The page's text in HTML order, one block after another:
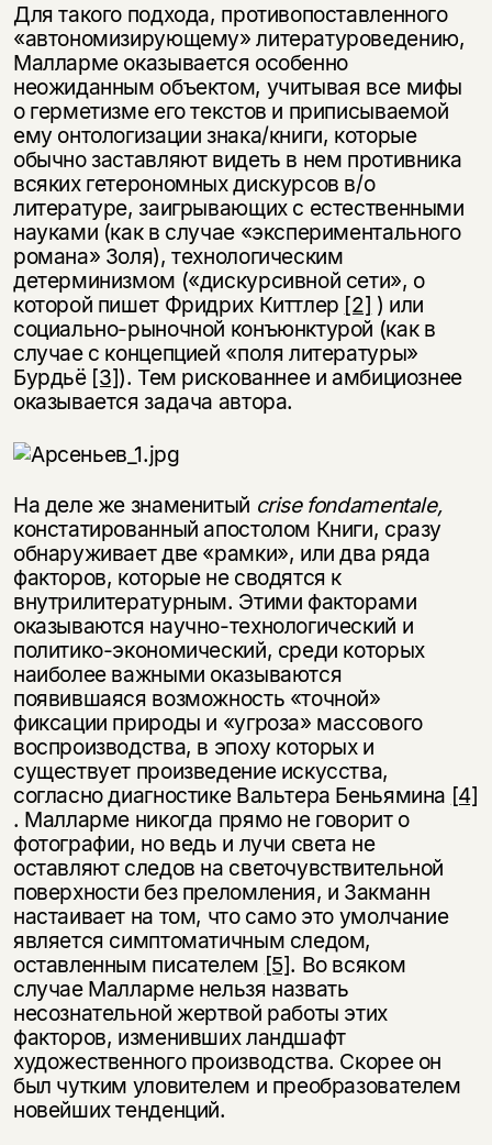
Для такого подхода, противопоставленного
«автономизирующему» литературоведению,
Малларме оказывается особенно
неожиданным объектом, учитывая все мифы
о герметизме его текстов и приписываемой
ему онтологизации знака/книги, которые
обычно заставляют видеть в нем противника
всяких гетерономных дискурсов в/о
литературе, заигрывающих с естественными
науками (как в случае «экспериментального
романа» Золя), технологическим
детерминизмом («дискурсивной сети», о
которой пишет Фридрих Киттлер [2] ) или
социально-рыночной конъюнктурой (как в
случае с концепцией «поля литературы»
Бурдьё [3]). Тем рискованнее и амбициознее
оказывается задача автора.
На деле же знаменитый crise fondamentale,
констатированный апостолом Книги, сразу
обнаруживает две «рамки», или два ряда
факторов, которые не сводятся к
внутрилитературным. Этими факторами
оказываются научно-технологический и
политико-экономический, среди которых
наиболее важными оказываются
появившаяся возможность «точной»
фиксации природы и «угроза» массового
воспроизводства, в эпоху которых и
существует произведение искусства,
согласно диагностике Вальтера Беньямина [4]
. Малларме никогда прямо не говорит о
фотографии, но ведь и лучи света не
оставляют следов на светочувствительной
поверхности без преломления, и Закманн
настаивает на том, что само это умолчание
является симптоматичным следом,
оставленным писателем [5]. Во всяком
случае Малларме нельзя назвать
несознательной жертвой работы этих
факторов, изменивших ландшафт
художественного производства. Скорее он
был чутким уловителем и преобразователем
новейших тенденций.